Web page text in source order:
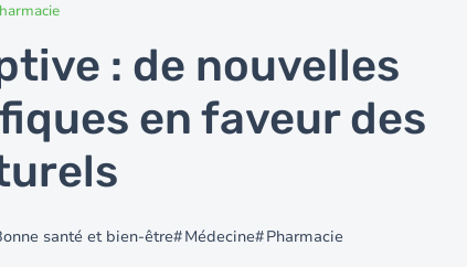
: de nouvelles
en faveur des
santé et bien-être Médecine Pharmacie